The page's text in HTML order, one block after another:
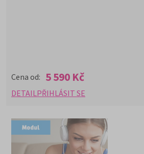
Cena od: 5 590 Kč
DETAIL PŘIHLÁSIT SE